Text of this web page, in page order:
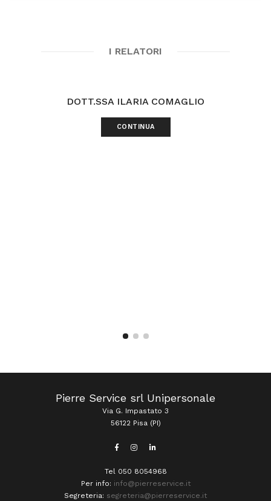
I RELATORI
DOTT.SSA ILARIA COMAGLIO
CONTINUA
Pierre Service srl Unipersonale
Via G. Impastato 3
56122 Pisa (PI)
Tel 050 8054968
Per info: info@pierreservice.it
Segreteria: segreteria@pierreservice.it